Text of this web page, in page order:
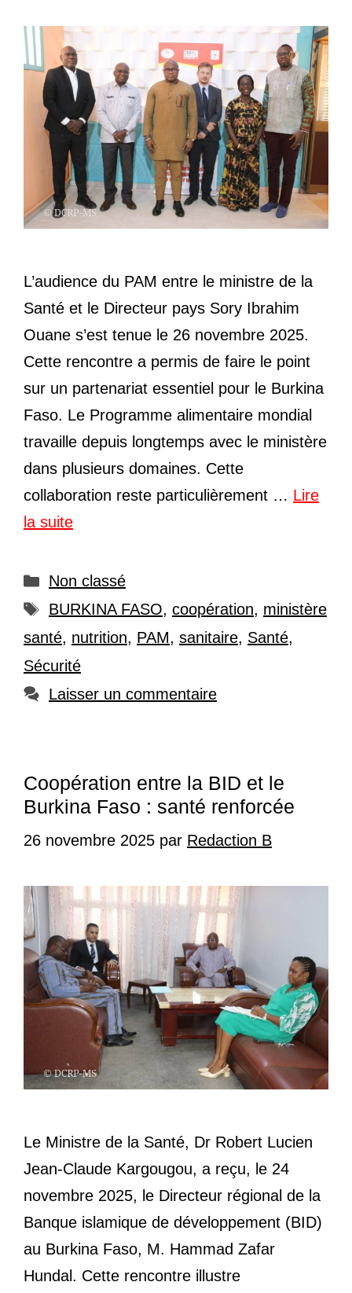
L’audience du PAM entre le ministre de la
Santé et le Directeur pays Sory Ibrahim
Ouane s’est tenue le 26 novembre 2025.
Cette rencontre a permis de faire le point
sur un partenariat essentiel pour le Burkina
Faso. Le Programme alimentaire mondial
travaille depuis longtemps avec le ministère
dans plusieurs domaines. Cette
collaboration reste particulièrement … Lire
la suite
Catégories
Non classé
Étiquettes
BURKINA FASO, coopération, ministère
santé, nutrition, PAM, sanitaire, Santé,
Sécurité
Laisser un commentaire
Coopération entre la BID et le
Burkina Faso : santé renforcée
26 novembre 2025 par Redaction B
Le Ministre de la Santé, Dr Robert Lucien
Jean-Claude Kargougou, a reçu, le 24
novembre 2025, le Directeur régional de la
Banque islamique de développement (BID)
au Burkina Faso, M. Hammad Zafar
Hundal. Cette rencontre illustre